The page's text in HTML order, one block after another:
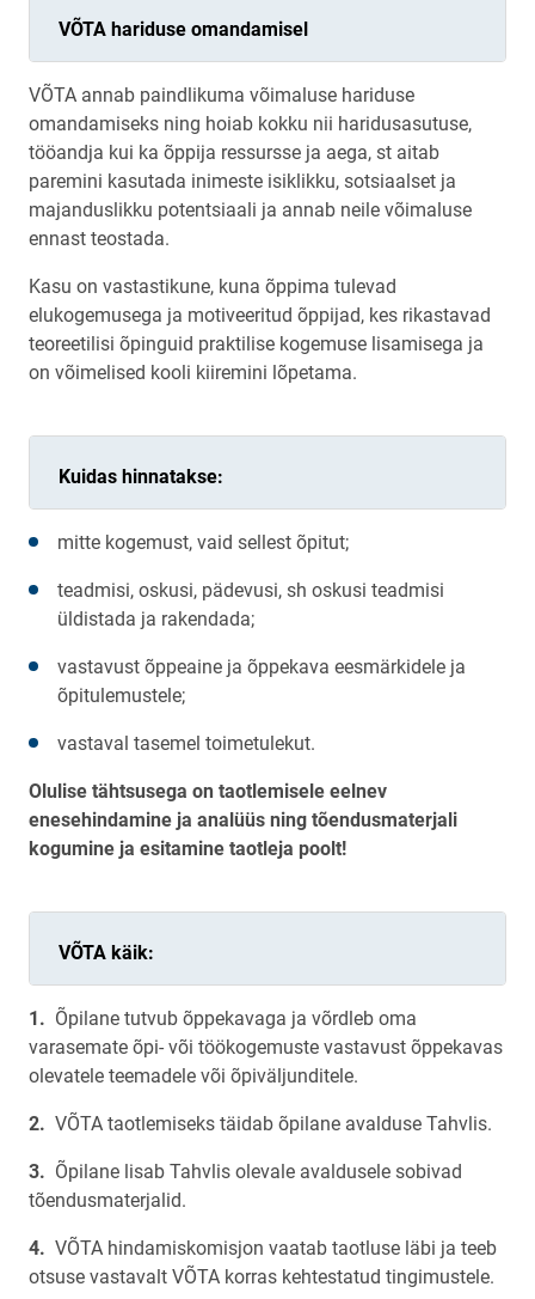
VÕTA hariduse omandamisel
VÕTA annab paindlikuma võimaluse hariduse
omandamiseks ning hoiab kokku nii haridusasutuse,
tööandja kui ka õppija ressursse ja aega, st aitab
paremini kasutada inimeste isiklikku, sotsiaalset ja
majanduslikku potentsiaali ja annab neile võimaluse
ennast teostada.
Kasu on vastastikune, kuna õppima tulevad
elukogemusega ja motiveeritud õppijad, kes rikastavad
teoreetilisi õpinguid praktilise kogemuse lisamisega ja
on võimelised kooli kiiremini lõpetama.
Kuidas hinnatakse:
mitte kogemust, vaid sellest õpitut;
teadmisi, oskusi, pädevusi, sh oskusi teadmisi
üldistada ja rakendada;
vastavust õppeaine ja õppekava eesmärkidele ja
õpitulemustele;
vastaval tasemel toimetulekut.
Olulise tähtsusega on taotlemisele eelnev
enesehindamine ja analüüs ning tõendusmaterjali
kogumine ja esitamine taotleja poolt!
VÕTA käik:
Õpilane tutvub õppekavaga ja võrdleb oma
varasemate õpi- või töökogemuste vastavust õppekavas
olevatele teemadele või õpiväljunditele.
VÕTA taotlemiseks täidab õpilane avalduse Tahvlis.
Õpilane lisab Tahvlis olevale avaldusele sobivad
tõendusmaterjalid.
VÕTA hindamiskomisjon vaatab taotluse läbi ja teeb
otsuse vastavalt VÕTA korras kehtestatud tingimustele.